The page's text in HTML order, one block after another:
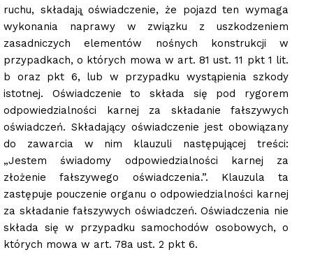
ruchu, składają̨ oświadczenie, że pojazd ten wymaga
wykonania naprawy w związku z uszkodzeniem
zasadniczych elementów nośnych konstrukcji w
przypadkach, o których mowa w art. 81 ust. 11 pkt 1 lit.
b oraz pkt 6, lub w przypadku wystąpienia szkody
istotnej. Oświadczenie to składa się pod rygorem
odpowiedzialności karnej za składanie fałszywych
oświadczeń. Składający oświadczenie jest obowiązany
do zawarcia w nim klauzuli następującej treści:
„Jestem świadomy odpowiedzialności karnej za
złożenie fałszywego oświadczenia.”. Klauzula ta
zastępuje pouczenie organu o odpowiedzialności karnej
za składanie fałszywych oświadczeń. Oświadczenia nie
składa się w przypadku samochodów osobowych, o
których mowa w art. 78a ust. 2 pkt 6.